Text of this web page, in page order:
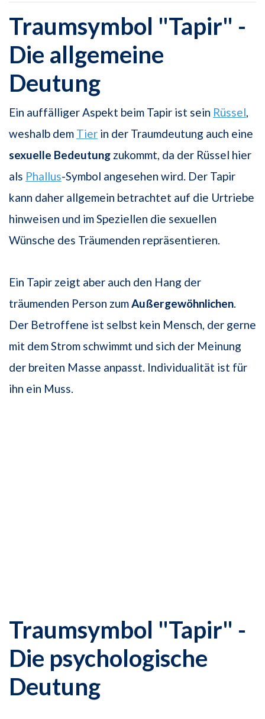
Traumsymbol "Tapir" -
Die allgemeine
Deutung
Ein auffälliger Aspekt beim Tapir ist sein Rüssel,
weshalb dem Tier in der Traumdeutung auch eine
sexuelle Bedeutung zukommt, da der Rüssel hier
als Phallus-Symbol angesehen wird. Der Tapir
kann daher allgemein betrachtet auf die Urtriebe
hinweisen und im Speziellen die sexuellen
Wünsche des Träumenden repräsentieren.
Ein Tapir zeigt aber auch den Hang der
träumenden Person zumAußergewöhnlichen.
Der Betroffene ist selbst kein Mensch, der gerne
mit dem Strom schwimmt und sich der Meinung
der breiten Masse anpasst. Individualität ist für
ihn ein Muss.
Traumsymbol "Tapir" -
Die psychologische
Deutung